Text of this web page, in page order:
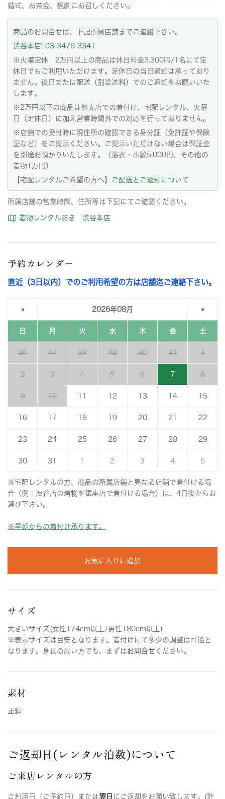
婚式、お茶会、観劇にお召しください。
商品のお問合せは、下記所属店舗までご連絡下さい。
渋谷本店: 03-3476-3341
※火曜定休 2万円以上の商品は休日料金3,300円/1名にて定
休日でもご利用いただけます。定休日の当日返却は承っており
ません。後日または配送（別途送料）でのご返却をお願いいた
します。
※2万円以下の商品は他支店での着付け、宅配レンタル、火曜
日（定休日）に加え営業時間外での対応を行っておりません。
※店舗での受付時に現住所の確認できる身分証（免許証や保険
証など）をご提示ください。ご提示いただけない場合は保証金
を別途お預かりいたします。（浴衣・小紋5,000円、その他の
着物1万円）
【宅配レンタルご希望の方へ】
ご配送とご返却について
所属店舗の営業時間、住所等は下記にてご確認ください。
着物レンタルあき 渋谷本店
予約カレンダー
直近（3日以内）でのご利用希望の方は店舗迄ご連絡下さい。
« 2026年08月 »
日 月 火 水 木 金 土
26 27 28 29 30 31 1
2 3 4 5 6 7 8
9 10 12 13 14 15
16 17 18 19 20 21 22
23 24 25 26 27 28 29
30 31 2 3 4 5
※宅配レンタルの方、商品の所属店舗と異なる店舗で着付ける場
合（例：渋谷店の着物を銀座店で着付ける場合）は、4日後からお
選び下さい。
※早朝からの着付け承ります。
お気に入りに追加
サイズ
大きいサイズ(女性174cm以上/男性180cm以上)
※表示サイズは目安となります。着付けにて多少の調整は可能と
なります。身長の高い方でも、まずはお問合せ ください。
素材
正絹
ご返却日(レンタル泊数)について
ご来店レンタルの方
ご利用日（ご予約日）または翌日 にご返却をお願い致します。(計